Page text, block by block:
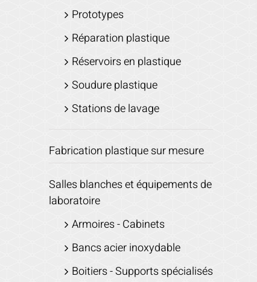
Prototypes
Réparation plastique
Réservoirs en plastique
Soudure plastique
Stations de lavage
Fabrication plastique sur mesure
Salles blanches et équipements de
laboratoire
Armoires - Cabinets
Bancs acier inoxydable
Boitiers - Supports spécialisés